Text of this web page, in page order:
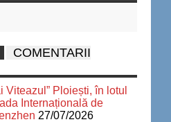
COMENTARII
Viteazul” Ploiești, în lotul
Internațională de
27/07/2026